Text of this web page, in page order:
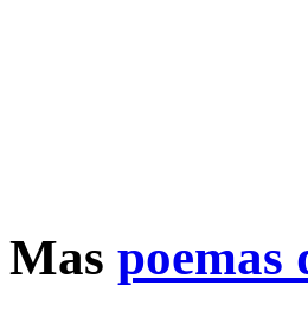
Mas poemas